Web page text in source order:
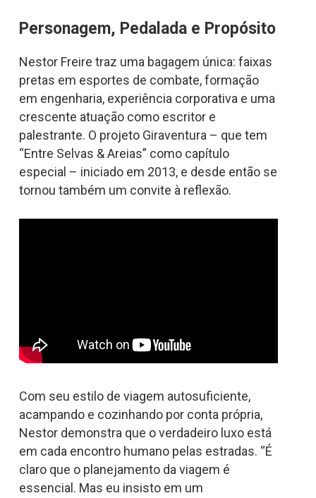
Personagem, Pedalada e Propósito
Nestor Freire traz uma bagagem única: faixas
pretas em esportes de combate, formação
em engenharia, experiência corporativa e uma
crescente atuação como escritor e
palestrante. O projeto Giraventura – que tem
“Entre Selvas & Areias” como capítulo
especial – iniciado em 2013, e desde então se
tornou também um convite à reflexão.
Com seu estilo de viagem autosuficiente,
acampando e cozinhando por conta própria,
Nestor demonstra que o verdadeiro luxo está
em cada encontro humano pelas estradas. “É
claro que o planejamento da viagem é
essencial. Mas eu insisto em um